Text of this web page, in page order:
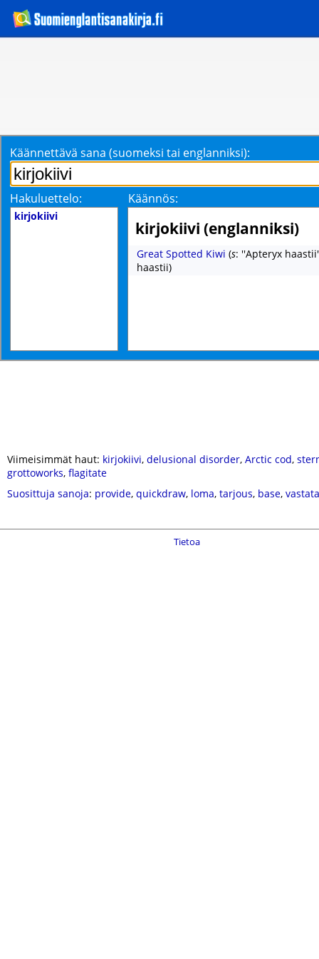
Käännettävä sana (suomeksi tai englanniksi):
Hakuluettelo: Käännös:
kirjokiivi
kirjokiivi (englanniksi)
Great Spotted Kiwi (s: ''Apteryx
haastii)
Viimeisimmät haut: kirjokiivi, delusional disorder, Arctic cod,
grottoworks, flagitate
Suosittuja sanoja: provide, quickdraw, loma, tarjous, base, vastata
Tietoa